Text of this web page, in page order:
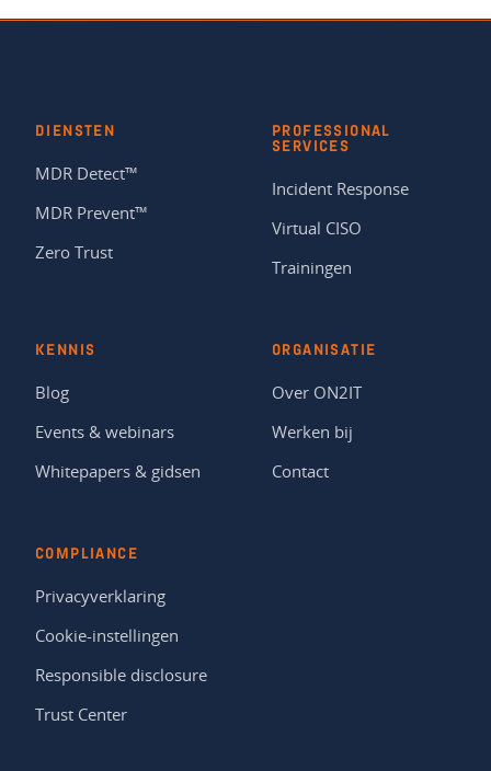
DIENSTEN
MDR Detect™
MDR Prevent™
Zero Trust
PROFESSIONAL
SERVICES
Incident Response
Virtual CISO
Trainingen
KENNIS
Blog
Events & webinars
Whitepapers & gidsen
ORGANISATIE
Over ON2IT
Werken bij
Contact
COMPLIANCE
Privacyverklaring
Cookie-instellingen
Responsible disclosure
Trust Center